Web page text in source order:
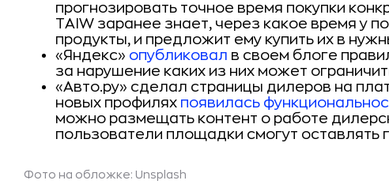
прогнозировать точное время покупки
TAIW заранее знает, через какое время у
продукты, и предложит ему купить их в
«Яндекс» опубликовал в своем блоге
за нарушение каких из них может
«Авто.ру» сделал страницы дилеров на
новых профилях появилась
можно размещать контент о работе
пользователи площадки смогут оставлять
Фото на обложке: Unsplash